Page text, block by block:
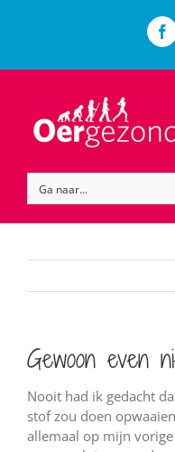
Ga naar...
Gewoon even
Nooit had ik gedacht
stof zou doen
allemaal op mijn